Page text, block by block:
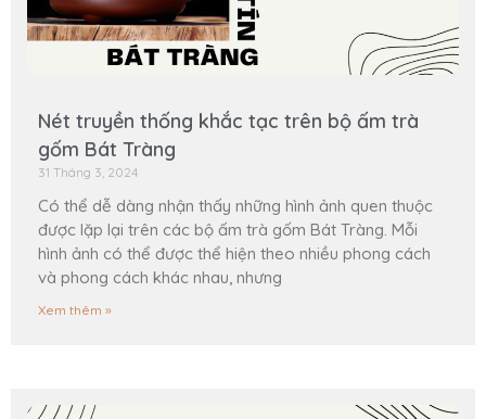
Nét truyền thống khắc tạc trên bộ ấm trà
gốm Bát Tràng
31 Tháng 3, 2024
Có thể dễ dàng nhận thấy những hình ảnh quen thuộc
được lặp lại trên các bộ ấm trà gốm Bát Tràng. Mỗi
hình ảnh có thể được thể hiện theo nhiều phong cách
và phong cách khác nhau, nhưng
Xem thêm »